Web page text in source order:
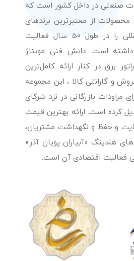
صنعتی در داخل کشور است که
از معتبرترین برندهای
شناخته شده بین‌المللی را در طول 50 سال فعالیت
است. دانش فنی مونتاژ
برق در کنار ارائه کامل‌ترین
و گارانتی کالا ، این مجموعه
مراودات بازرگانی در نزد شرکای
کرده است. ارائه بهترین قیمت
و حفظ و نگهداشت مشتریان،
هلدینگ «آبیاران پویان آذر»
فعالیت اقتصادی آن است.